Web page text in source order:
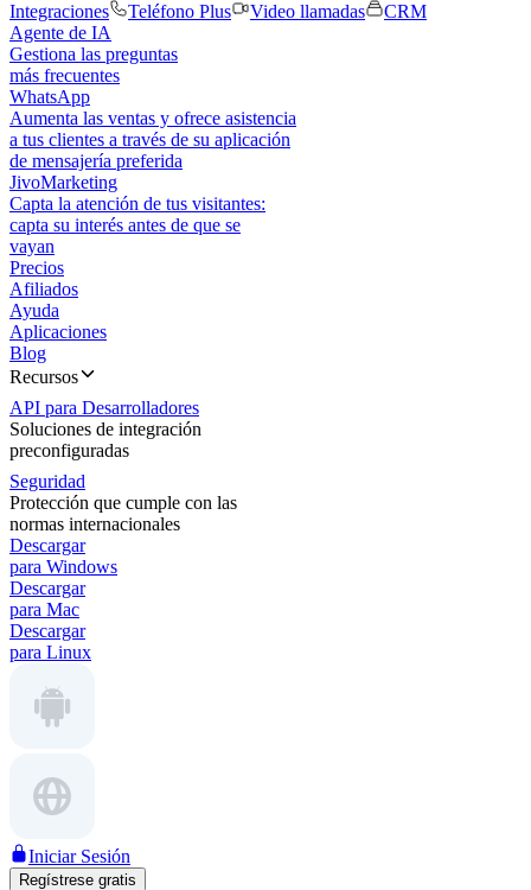
Integraciones
Teléfono Plus Video llamadas
CRM
Agente de IA
Gestiona las preguntas
más frecuentes
WhatsApp
Aumenta las ventas y ofrece asistencia
a tus clientes a través de su aplicación
de mensajería preferida
JivoMarketing
Capta la atención de tus visitantes:
capta su interés antes de que se
vayan
Precios
Afiliados
Ayuda
Aplicaciones
Blog
Recursos
API para Desarrolladores
Soluciones de integración
preconfiguradas
Seguridad
Protección que cumple con las
normas internacionales
Descargar
para Windows
Descargar
para Mac
Descargar
para Linux
Iniciar Sesión
Regístrese gratis